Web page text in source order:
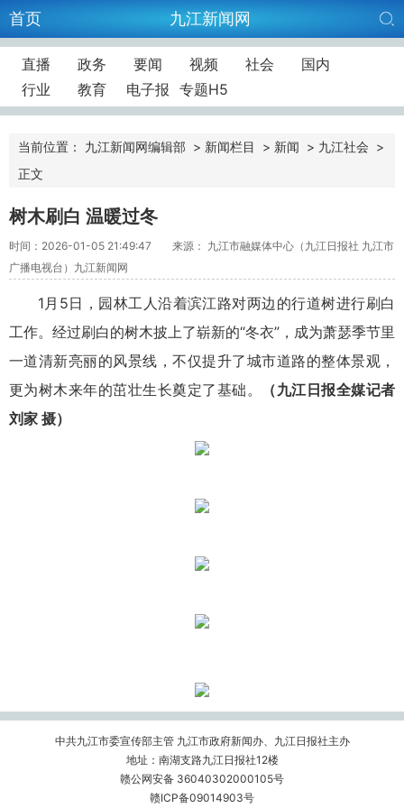
首页 九江新闻网
直播 政务 要闻 视频 社会
国内
行业
教育 电子报 专题H5
当前位置： 九江新闻网编辑部 > 新闻栏目 > 新闻 > 九江社会 >
正文
树木刷白 温暖过冬
时间：2026-01-05 21:49:47
来源： 九江市融媒体中心（九江日报社 九江市
广播电视台）九江新闻网
1月5日，园林工人沿着滨江路对两边的行道树进行刷白
工作。经过刷白的树木披上了崭新的“冬衣”，成为萧瑟季节里
一道清新亮丽的风景线，不仅提升了城市道路的整体景观，
更为树木来年的茁壮生长奠定了基础。
（九江日报全媒记者
刘家 摄）
中共九江市委宣传部主管 九江市政府新闻办、九江日报社主办
地址：南湖支路九江日报社12楼
赣公网安备 36040302000105号
赣ICP备09014903号